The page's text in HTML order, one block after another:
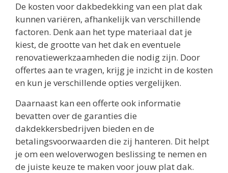
De kosten voor dakbedekking van een plat dak
kunnen variëren, afhankelijk van verschillende
factoren. Denk aan het type materiaal dat je
kiest, de grootte van het dak en eventuele
renovatiewerkzaamheden die nodig zijn. Door
offertes aan te vragen, krijg je inzicht in de kosten
en kun je verschillende opties vergelijken.
Daarnaast kan een offerte ook informatie
bevatten over de garanties die
dakdekkersbedrijven bieden en de
betalingsvoorwaarden die zij hanteren. Dit helpt
je om een weloverwogen beslissing te nemen en
de juiste keuze te maken voor jouw plat dak.